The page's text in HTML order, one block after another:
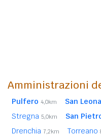
Amministrazioni
Pulfero 4,0km San
Stregna 5,0km San
Drenchia 7,2km Torreano